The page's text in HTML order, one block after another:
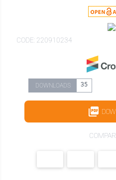
CODE: 220910234
DOWNLOADS 35